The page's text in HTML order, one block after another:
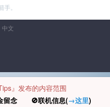
。
文
』发布的内容范围
念 🚫联机信息(→这里)